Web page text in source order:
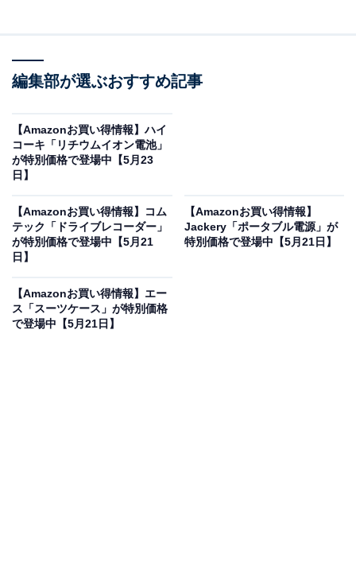
Amazonのセール商品から売れ筋ランキングまで、毎日のお買いも
※本記事で紹介している商品の購入やサービスの利用により、売上の一部が
オールアバウトに還元されることがあります。
Jackeryの「ソーラーパネル」が限定価格に！
25％オフで登場
編集部が選ぶおすすめ記事
【Amazonお買い得情報】ハイ
コーキ「リチウムイオン電池」
が特別価格で登場中【5月23
日】
【Amazonお買い得情報】コム
テック「ドライブレコーダー」
が特別価格で登場中【5月21
日】
【Amazonお買い得情報】
Jackery「ポータブル電源」が
特別価格で登場中【5月21日】
【Amazonお買い得情報】エー
ス「スーツケース」が特別価格
で登場中【5月21日】